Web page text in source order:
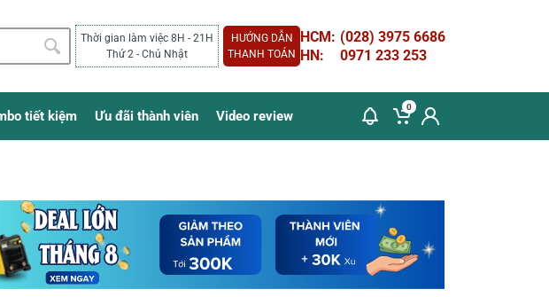
Thời gian làm việc 8H - 21H
Thứ 2 - Chủ Nhật
HƯỚNG DẪN
THANH TOÁN
HCM: (028) 3975 6686
HN:
0971 233 253
tiết kiệm Ưu đãi thành viên Video review
0